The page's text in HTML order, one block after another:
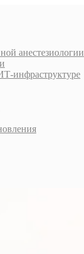
анестезиологии
инфраструктуре